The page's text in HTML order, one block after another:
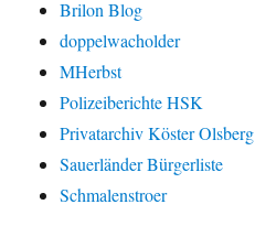
Brilon Blog
doppelwacholder
MHerbst
Polizeiberichte HSK
Privatarchiv Köster Olsberg
Sauerländer Bürgerliste
Schmalenstroer